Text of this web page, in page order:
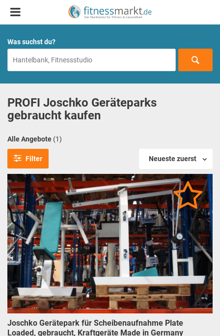
Was suchst du?
PROFI Joschko Geräteparks
gebraucht kaufen
Alle Angebote (1)
Filter Neueste zuerst
Joschko Gerätepark für Scheibenaufnahme Plate
Loaded, gebraucht, Kraftgeräte Made in Germany